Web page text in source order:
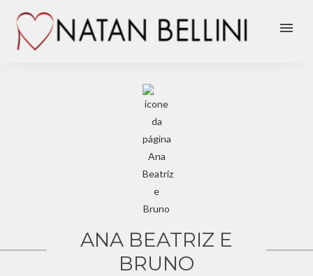
menu
ANA BEATRIZ E
BRUNO